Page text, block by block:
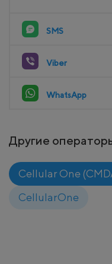
SMS
Viber
WhatsApp
Другие
Cellular One
CellularOne